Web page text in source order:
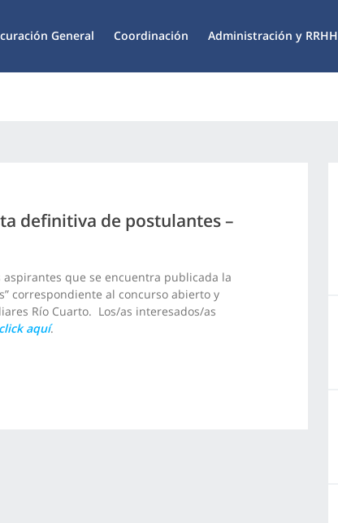
General Coordinación Administración y RRHH
definitiva de postulantes –
aspirantes que se encuentra publicada la
correspondiente al concurso abierto y
Río Cuarto. Los/as interesados/as
click aquí.